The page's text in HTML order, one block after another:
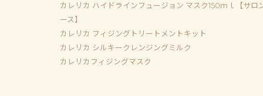
カレリカ ハイドラインフュージョン マスク150ｍｌ【サロ
ース】
カレリカ フィジングトリートメントキット
カレリカ シルキークレンジングミルク
カレリカフィジングマスク